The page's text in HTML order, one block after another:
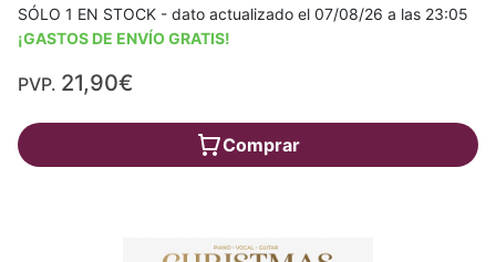
SÓLO 1 EN STOCK - dato actualizado el 07/08/26 a las 23:05
¡GASTOS DE ENVÍO GRATIS!
PVP. 21,90€
Comprar